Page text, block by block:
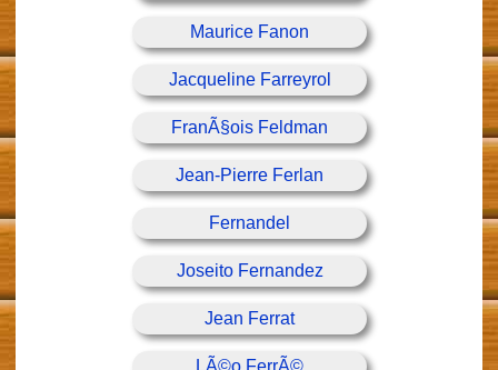
Maurice Fanon
Jacqueline Farreyrol
FranÃ§ois Feldman
Jean-Pierre Ferlan
Fernandel
Joseito Fernandez
Jean Ferrat